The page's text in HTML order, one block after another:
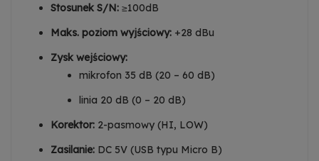
Stosunek S/N: ≥100dB
Maks. poziom wyjściowy: +28 dBu
Zysk wejściowy:
mikrofon 35 dB (20 – 60 dB)
linia 20 dB (0 – 20 dB)
Korektor: 2-pasmowy (HI, LOW)
Zasilanie: DC 5V (USB typu Micro B)